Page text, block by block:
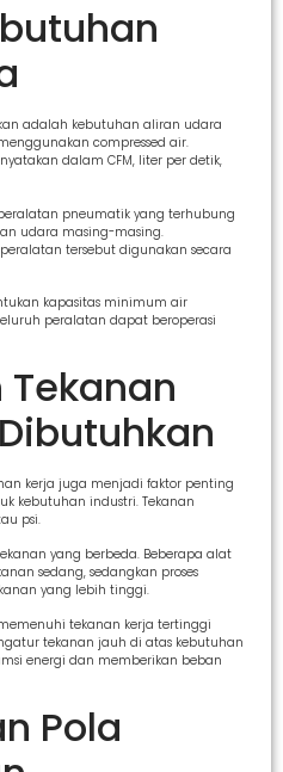
adalah kebutuhan aliran udara
compressed air.
dalam CFM, liter per detik,
pneumatik yang terhubung
udara masing-masing.
tersebut digunakan secara
kapasitas minimum air
peralatan dapat beroperasi
Tekanan
kerja juga menjadi faktor penting
kebutuhan industri. Tekanan
psi.
yang berbeda. Beberapa alat
sedang, sedangkan proses
yang lebih tinggi.
tekanan kerja tertinggi
tekanan jauh di atas kebutuhan
energi dan memberikan beban
Pola